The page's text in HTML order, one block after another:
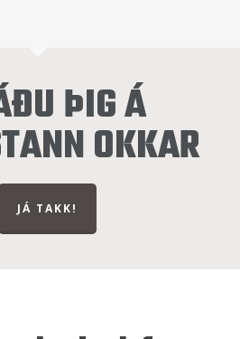
ÞIG Á
OKKAR
JÁ TAKK!